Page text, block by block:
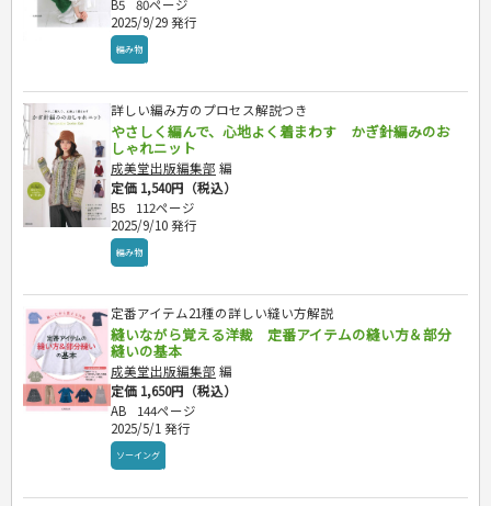
B5
80ページ
2025/9/29 発行
編み物
詳しい編み方のプロセス解説つき
やさしく編んで、心地よく着まわす かぎ針編みのお
しゃれニット
成美堂出版編集部 編
定価 1,540円（税込）
B5
112ページ
2025/9/10 発行
編み物
定番アイテム21種の詳しい縫い方解説
縫いながら覚える洋裁 定番アイテムの縫い方＆部分
縫いの基本
成美堂出版編集部 編
定価 1,650円（税込）
AB
144ページ
2025/5/1 発行
ソーイング